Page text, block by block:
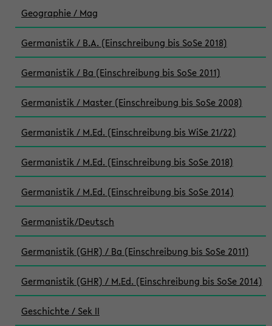
Geographie / Mag
Germanistik / B.A. (Einschreibung bis SoSe 2018)
Germanistik / Ba (Einschreibung bis SoSe 2011)
Germanistik / Master (Einschreibung bis SoSe 2008)
Germanistik / M.Ed. (Einschreibung bis WiSe 21/22)
Germanistik / M.Ed. (Einschreibung bis SoSe 2018)
Germanistik / M.Ed. (Einschreibung bis SoSe 2014)
Germanistik/Deutsch
Germanistik (GHR) / Ba (Einschreibung bis SoSe 2011)
Germanistik (GHR) / M.Ed. (Einschreibung bis SoSe 2014)
Geschichte / Sek II